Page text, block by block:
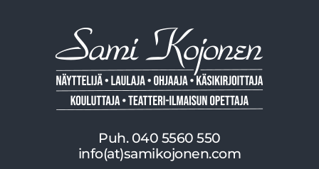
Puh. 040 5560 550
info(at)samikojonen.com